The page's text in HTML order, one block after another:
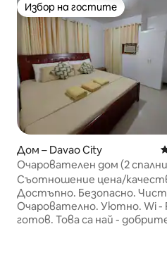
Избор на гостите
Избор на гостите
Дом – Davao City
Очарователен дом (2
бюджетни пътници + големи
Съотношение цена/
Достъпно. Безопасно.
Очарователно. Уютно. Wi -
готов. Това са най -